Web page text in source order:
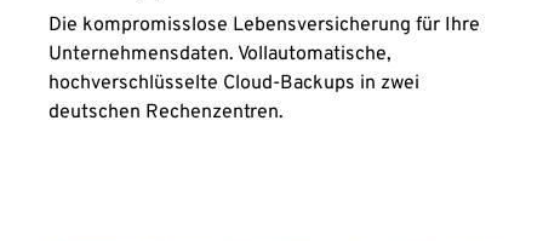
Die kompromisslose Lebensversicherung für Ihre
Unternehmensdaten. Vollautomatische,
hochverschlüsselte Cloud-Backups in zwei
deutschen Rechenzentren.